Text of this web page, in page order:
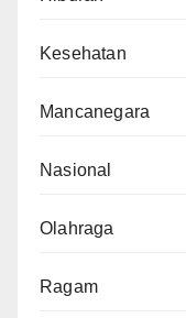
Kesehatan
Mancanegara
Nasional
Olahraga
Ragam